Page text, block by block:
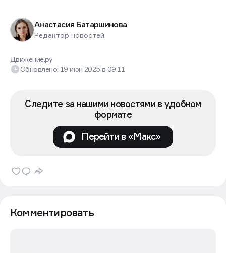
Анастасия Батаршинова
Редактор новостей
Движение.ру
Обновлено: 19 июн 2025в 09:11
Следите за нашими новостями в удобном
формате
Перейти в «Макс»
Комментировать